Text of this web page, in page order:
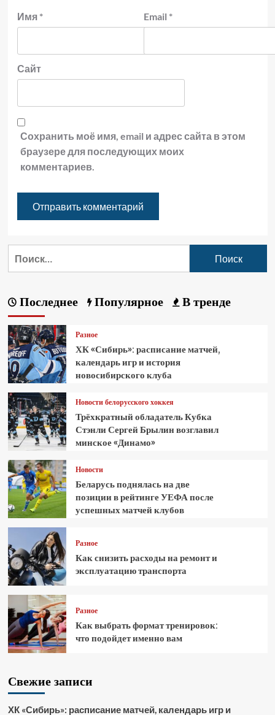
Имя * Email *
Сайт
Сохранить моё имя, email и адрес сайта в этом
браузере для последующих моих
комментариев.
Последнее Популярное В тренде
Разное
ХК «Сибирь»: расписание матчей,
календарь игр и история
новосибирского клуба
Новости белорусского хоккея
Трёхкратный обладатель Кубка
Стэнли Сергей Брылин возглавил
минское «Динамо»
Новости
Беларусь поднялась на две
позиции в рейтинге УЕФА после
успешных матчей клубов
Разное
Как снизить расходы на ремонт и
эксплуатацию транспорта
Разное
Как выбрать формат тренировок:
что подойдет именно вам
Свежие записи
ХК «Сибирь»: расписание матчей, календарь игр и